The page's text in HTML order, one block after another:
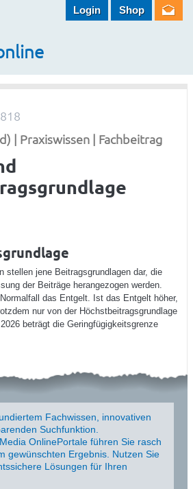
Login Shop
| Praxiswissen | Fachbeitrag
stellen jene Beitragsgrundlagen dar, die
der Beiträge herangezogen werden.
das Entgelt. Ist das Entgelt höher,
nur von der Höchstbeitragsgrundlage
beträgt die Geringfügigkeitsgrenze
Fachwissen, innovativen
Suchfunktion.
OnlinePortale führen Sie rasch
gewünschten Ergebnis. Nutzen Sie
Lösungen für Ihren